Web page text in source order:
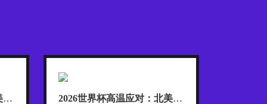
2026世界杯高温应对：北美赛场智能降温方案与热射病医疗预案实战推演 2026世界杯高温应对：北美赛场智能降温方案与热射病医疗预案实战推演